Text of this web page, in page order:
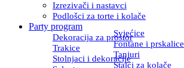
Izrezivači i nastavci
Podlošci za torte i kolače
Party program
Dekoracija za prostor
Svjećice
Trakice
Fontane i prskalice
Stolnjaci i dekoracije
Tanjuri
Stalci za kolače